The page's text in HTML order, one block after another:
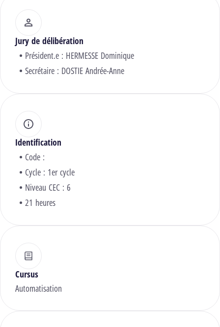
Jury de délibération
Président.e : HERMESSE Dominique
Secrétaire : DOSTIE Andrée-Anne
Identification
Code :
Cycle : 1er cycle
Niveau CEC : 6
21 heures
Cursus
Automatisation